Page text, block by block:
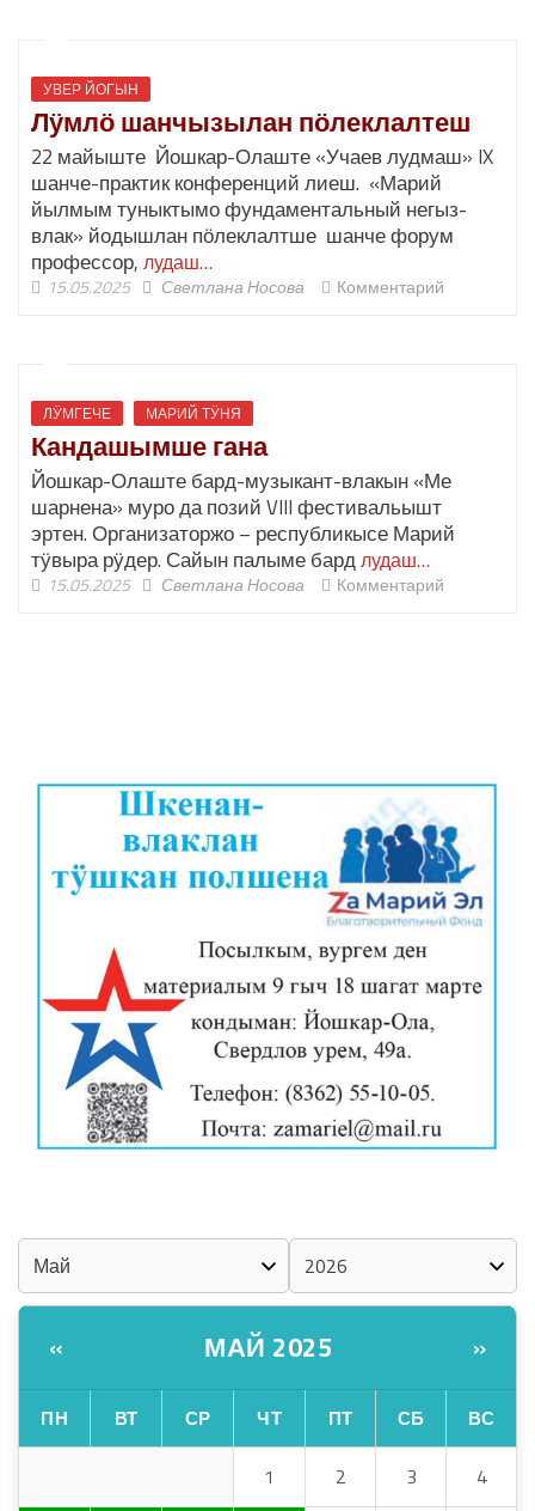
УВЕР ЙОГЫН
Лӱмлӧ шанчызылан пӧлеклалтеш
22 майыште Йошкар-Олаште «Учаев лудмаш» IX
шанче-практик конференций лиеш. «Марий
йылмым туныктымо фундаментальный негыз-
влак» йодышлан пӧлеклалтше шанче форум
профессор, лудаш…
15.05.2025 Светлана Носова Комментарий
ЛӰМГЕЧЕ МАРИЙ ТӰНЯ
Кандашымше гана
Йошкар-Олаште бард-музыкант-влакын «Ме
шарнена» муро да позий VIII фестивальышт
эртен. Организаторжо – республикысе Марий
тӱвыра рӱдер. Сайын палыме бардлудаш…
15.05.2025 Светлана Носова Комментарий
« МАЙ 2025 »
ПН ВТ СР ЧТ ПТ СБ ВС
1 2 3 4